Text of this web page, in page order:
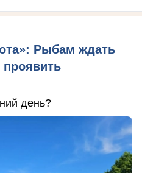
Рыбам ждать
день?